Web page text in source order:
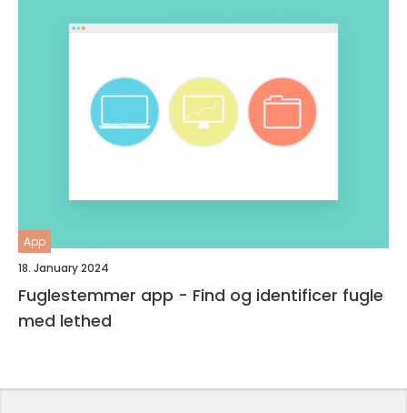
App
18. January 2024
Fuglestemmer app - Find og identificer fugle
med lethed